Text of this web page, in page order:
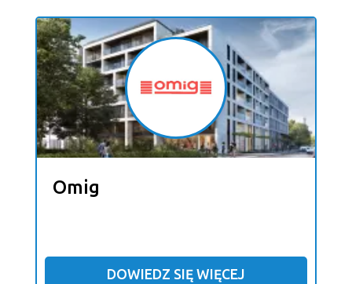
Omig
DOWIEDZ SIĘ WIĘCEJ